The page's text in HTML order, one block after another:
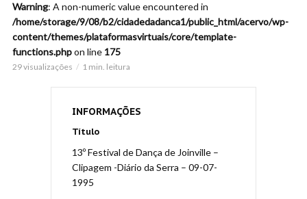
Warning: A non-numeric value encountered in
/home/storage/9/08/b2/cidadedadanca1/public_html/acervo/wp-
content/themes/plataformasvirtuais/core/template-
functions.phpon line 175
29 visualizações 1 min. leitura
INFORMAÇÕES
Título
13º Festival de Dança de Joinville –
Clipagem -Diário da Serra – 09-07-
1995